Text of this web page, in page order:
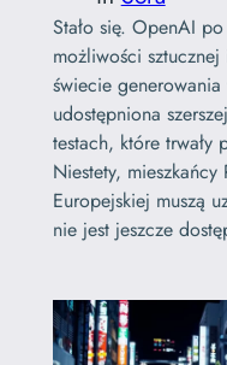
Stało się. OpenAI
możliwości
świecie
udostępniona
testach, które trwały
Niestety,
Europejskiej muszą
nie jest jeszcze